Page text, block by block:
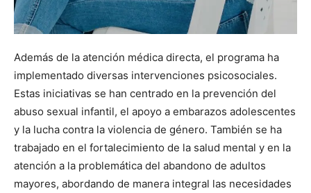
Además de la atención médica directa, el programa ha
implementado diversas intervenciones psicosociales.
Estas iniciativas se han centrado en la prevención del
abuso sexual infantil, el apoyo a embarazos adolescentes
y la lucha contra la violencia de género. También se ha
trabajado en el fortalecimiento de la salud mental y en la
atención a la problemática del abandono de adultos
mayores, abordando de manera integral las necesidades